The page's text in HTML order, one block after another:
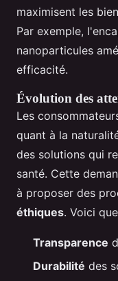
maximisent les
Par exemple,
nanoparticules
efficacité.
Évolution des
Les
quant à la
des solutions qui
santé. Cette
à proposer des
éthiques. Voici
Transparence
Durabilité des